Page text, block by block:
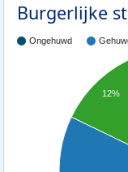
Burgerlijke
Ongehuwd
12%